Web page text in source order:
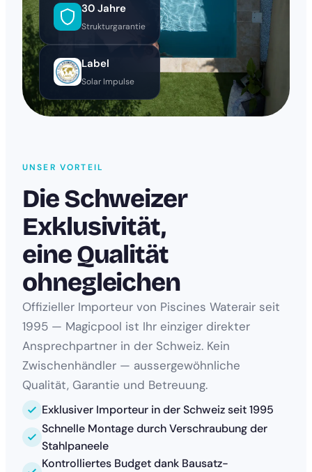
30 Jahre
Strukturgarantie
Label
Solar Impulse
UNSER VORTEIL
Die Schweizer
Exklusivität,
eine Qualität
ohnegleichen
Offizieller Importeur von Piscines Waterair seit
1995 — Magicpool ist Ihr einziger direkter
Ansprechpartner in der Schweiz. Kein
Zwischenhändler — aussergewöhnliche
Qualität, Garantie und Betreuung.
Exklusiver Importeur in der Schweiz seit 1995
Schnelle Montage durch Verschraubung der
Stahlpaneele
Kontrolliertes Budget dank Bausatz-